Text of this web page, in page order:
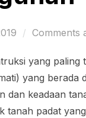
Comments
yang paling
yang berada
keadaan
tanah padat